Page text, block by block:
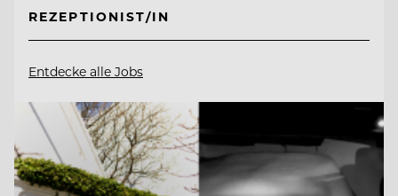
REZEPTIONIST/IN
Entdecke alle Jobs